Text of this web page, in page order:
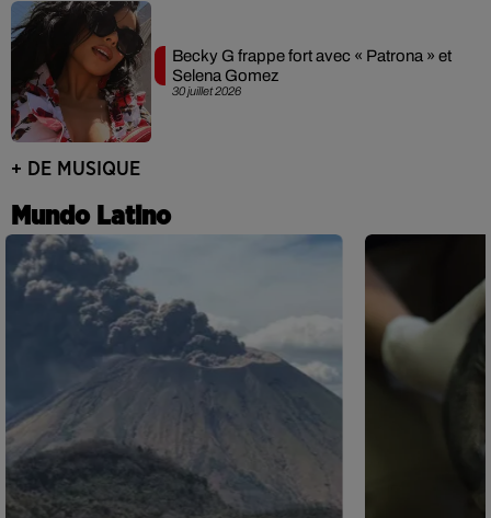
30 juillet 2026
Becky G frappe fort avec « Patrona » et
Selena Gomez
+ DE MUSIQUE
Mundo Latino